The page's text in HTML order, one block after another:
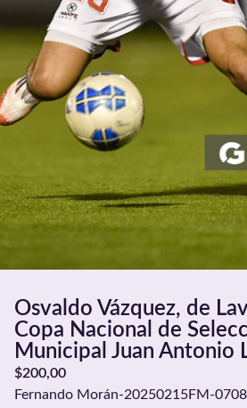
Osvaldo Vázquez, de
Copa Nacional de
Municipal Juan Antonio
$200,00
Fernando Morán-20250215FM-